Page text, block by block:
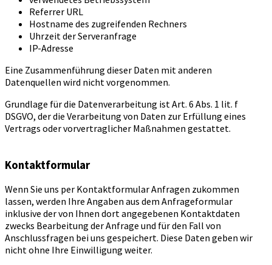
Referrer URL
Hostname des zugreifenden Rechners
Uhrzeit der Serveranfrage
IP-Adresse
Eine Zusammenführung dieser Daten mit anderen
Datenquellen wird nicht vorgenommen.
Grundlage für die Datenverarbeitung ist Art. 6 Abs. 1 lit. f
DSGVO, der die Verarbeitung von Daten zur Erfüllung eines
Vertrags oder vorvertraglicher Maßnahmen gestattet.
Kontaktformular
Wenn Sie uns per Kontaktformular Anfragen zukommen
lassen, werden Ihre Angaben aus dem Anfrageformular
inklusive der von Ihnen dort angegebenen Kontaktdaten
zwecks Bearbeitung der Anfrage und für den Fall von
Anschlussfragen bei uns gespeichert. Diese Daten geben wir
nicht ohne Ihre Einwilligung weiter.